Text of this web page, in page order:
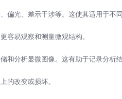
光、差示干涉等。这使其适用于不
容易观察和测量微观结构。
分析显微图像。这有助于记录分析
的改变或损坏。